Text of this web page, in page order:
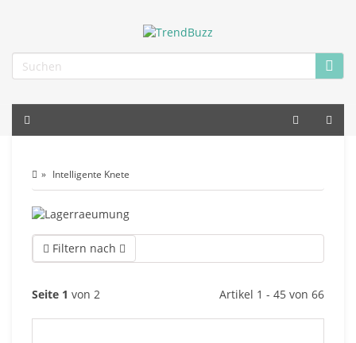
Intelligente Knete
Filtern nach
Seite 1 von 2 Artikel 1 - 45 von 66